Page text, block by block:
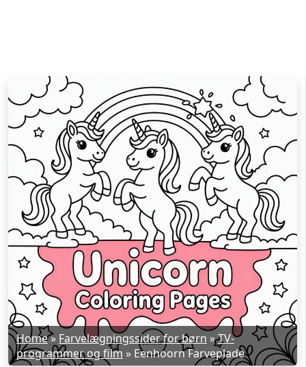
Home» Farvelægningssider for børn »TV-
programmer og film » Eenhoorn Farveplade